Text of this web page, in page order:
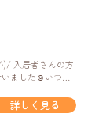
入居者さんの方
ました☺いつも
付くと 全員が歌
には、皆さん「眠
詳しく見る